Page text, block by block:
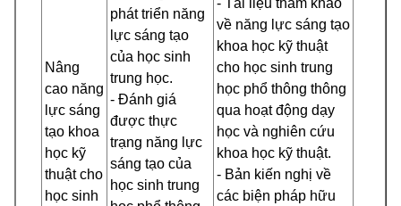
Nâng
cao năng
lực sáng
tạo khoa
học kỹ
thuật cho
học sinh
phát triển năng
lực sáng tạo
của học sinh
trung học.
- Đánh giá
được thực
trạng năng lực
sáng tạo của
học sinh trung
- Tài liệu tham khảo
về năng lực sáng tạo
khoa học kỹ thuật
cho học sinh trung
học phổ thông thông
qua hoạt động dạy
học và nghiên cứu
khoa học kỹ thuật.
- Bản kiến nghị về
các biện pháp hữu